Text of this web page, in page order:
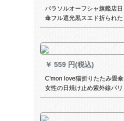
パラソルオーフシャ旗艦店日
傘フル遮光黒スエド折られた
みた傘美した時間1冊
￥ 559 円(税込)
C'mon love猫折りたたみ畳傘
女性の日焼け止め紫外線パリ
ソルポケト傘黒ゴム晴雨兼用
折り折りたたみ傘白タス